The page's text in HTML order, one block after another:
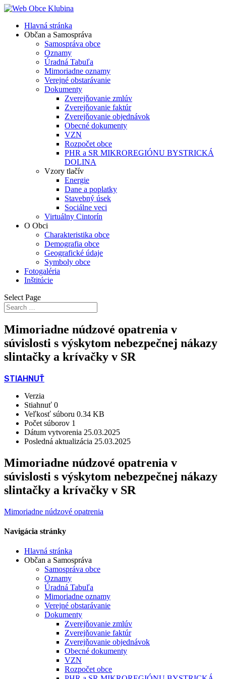
Hlavná stránka
Občan a Samospráva
Samospráva obce
Oznamy
Úradná Tabuľa
Mimoriadne oznamy
Verejné obstarávanie
Dokumenty
Zverejňovanie zmlúv
Zverejňovanie faktúr
Zverejňovanie objednávok
Obecné dokumenty
VZN
Rozpočet obce
PHR a SR MIKROREGIÓNU BYSTRICKÁ
DOLINA
Vzory tlačív
Energie
Dane a poplatky
Stavebný úsek
Sociálne veci
Virtuálny Cintorín
O Obci
Charakteristika obce
Demografia obce
Geografické údaje
Symboly obce
Fotogaléria
Inštitúcie
Select Page
Mimoriadne núdzové opatrenia v
súvislosti s výskytom nebezpečnej nákazy
slintačky a krívačky v SR
STIAHNUŤ
Verzia
Stiahnuť 0
Veľkosť súboru 0.34 KB
Počet súborov 1
Dátum vytvorenia 25.03.2025
Posledná aktualizácia 25.03.2025
Mimoriadne núdzové opatrenia v
súvislosti s výskytom nebezpečnej nákazy
slintačky a krívačky v SR
Mimoriadne núdzové opatrenia
Navigácia stránky
Hlavná stránka
Občan a Samospráva
Samospráva obce
Oznamy
Úradná Tabuľa
Mimoriadne oznamy
Verejné obstarávanie
Dokumenty
Zverejňovanie zmlúv
Zverejňovanie faktúr
Zverejňovanie objednávok
Obecné dokumenty
VZN
Rozpočet obce